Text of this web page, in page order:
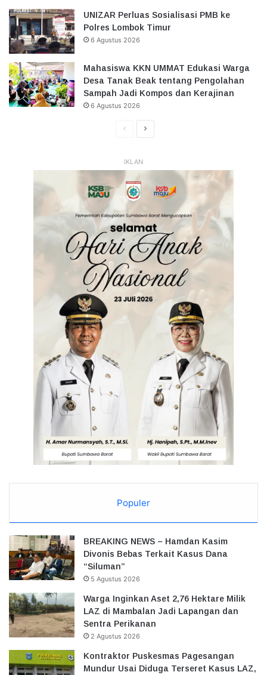
UNIZAR Perluas Sosialisasi PMB ke
Polres Lombok Timur
6 Agustus 2026
Mahasiswa KKN UMMAT Edukasi Warga
Desa Tanak Beak tentang Pengolahan
Sampah Jadi Kompos dan Kerajinan
6 Agustus 2026
HalamanHalaman
IKLAN
Populer
BREAKING NEWS – Hamdan Kasim
Divonis Bebas Terkait Kasus Dana
“Siluman”
5 Agustus 2026
Warga Inginkan Aset 2,76 Hektare Milik
LAZ di Mambalan Jadi Lapangan dan
Sentra Perikanan
2 Agustus 2026
Kontraktor Puskesmas Pagesangan
Mundur Usai Diduga Terseret Kasus LAZ,